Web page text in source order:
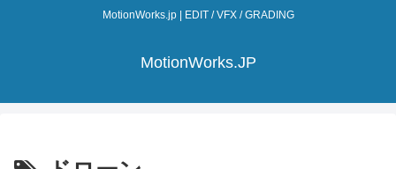
MotionWorks.jp | EDIT / VFX / GRADING
MotionWorks.JP